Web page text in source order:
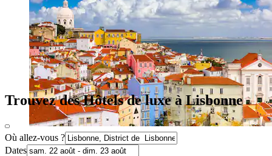
Trouvez des Hôtels de luxe à Lisbonne
Où allez-vous ?
Dates